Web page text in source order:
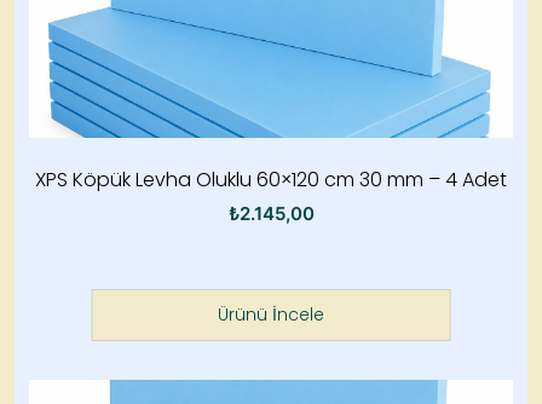
XPS Köpük Levha Oluklu 60×120 cm 30 mm – 4 Adet
₺2.145,00
Ürünü İncele